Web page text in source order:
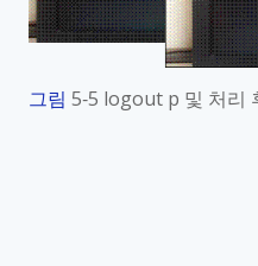
그림 5‑5 logout p 및 처리